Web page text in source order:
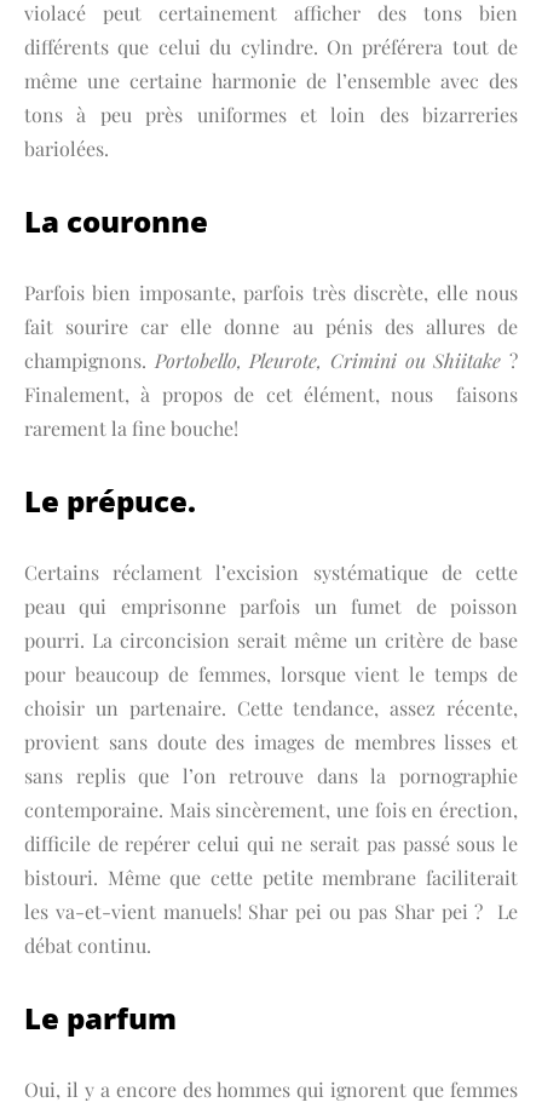
violacé peut certainement afficher des tons bien
différents que celui du cylindre. On préférera tout de
même une certaine harmonie de l’ensemble avec des
tons à peu près uniformes et loin des bizarreries
bariolées.
La couronne
Parfois bien imposante, parfois très discrète, elle nous
fait sourire car elle donne au pénis des allures de
champignons. Portobello, Pleurote, Crimini ou Shiitake ?
Finalement, à propos de cet élément, nous faisons
rarement la fine bouche!
Le prépuce.
Certains réclament l’excision systématique de cette
peau qui emprisonne parfois un fumet de poisson
pourri. La circoncision serait même un critère de base
pour beaucoup de femmes, lorsque vient le temps de
choisir un partenaire. Cette tendance, assez récente,
provient sans doute des images de membres lisses et
sans replis que l’on retrouve dans la pornographie
contemporaine. Mais sincèrement, une fois en érection,
difficile de repérer celui qui ne serait pas passé sous le
bistouri. Même que cette petite membrane faciliterait
les va-et-vient manuels! Shar pei ou pas Shar pei ? Le
débat continu.
Le parfum
Oui, il y a encore des hommes qui ignorent que femmes